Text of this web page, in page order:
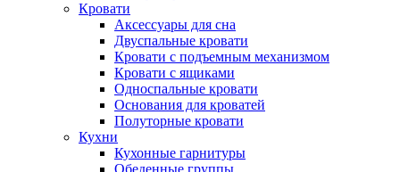
Кровати
Аксессуары для сна
Двуспальные кровати
Кровати с подъемным механизмом
Кровати с ящиками
Односпальные кровати
Основания для кроватей
Полуторные кровати
Кухни
Кухонные гарнитуры
Обеденные группы